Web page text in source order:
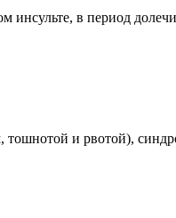
инсульте, в период
тошнотой и рвотой),